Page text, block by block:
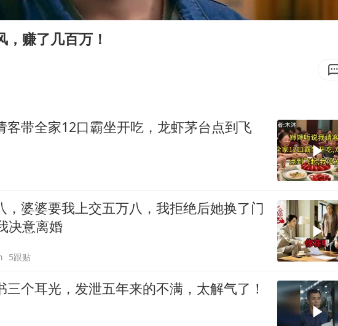
江苏发布台风蓝色预警
两名乘客在飞机上因调节座椅起冲突
，赚了几百万！
客带全家12口霸坐开吃，龙虾茅台点到飞
，婆婆要我上交五万八，我拒绝后她换了门
决意离婚
5跟贴
三个耳光，发泄五年来的不满，太解气了！